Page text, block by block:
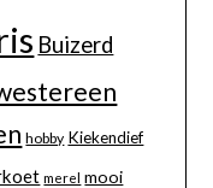
Buizerd
hobby Kiekendief
merel mooi